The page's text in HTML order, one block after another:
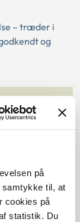
på
samtykke til, at
cookies på
statistik. Du
– træder i
og
søgefeltet